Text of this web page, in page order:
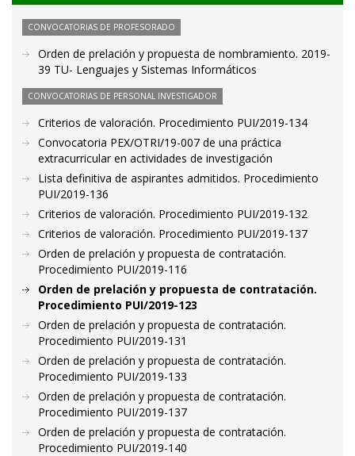
CONVOCATORIAS DE PROFESORADO
Orden de prelación y propuesta de nombramiento. 2019-
39 TU- Lenguajes y Sistemas Informáticos
CONVOCATORIAS DE PERSONAL INVESTIGADOR
Criterios de valoración. Procedimiento PUI/2019-134
Convocatoria PEX/OTRI/19-007 de una práctica
extracurricular en actividades de investigación
Lista definitiva de aspirantes admitidos. Procedimiento
PUI/2019-136
Criterios de valoración. Procedimiento PUI/2019-132
Criterios de valoración. Procedimiento PUI/2019-137
Orden de prelación y propuesta de contratación.
Procedimiento PUI/2019-116
Orden de prelación y propuesta de contratación.
Procedimiento PUI/2019-123
Orden de prelación y propuesta de contratación.
Procedimiento PUI/2019-131
Orden de prelación y propuesta de contratación.
Procedimiento PUI/2019-133
Orden de prelación y propuesta de contratación.
Procedimiento PUI/2019-137
Orden de prelación y propuesta de contratación.
Procedimiento PUI/2019-140